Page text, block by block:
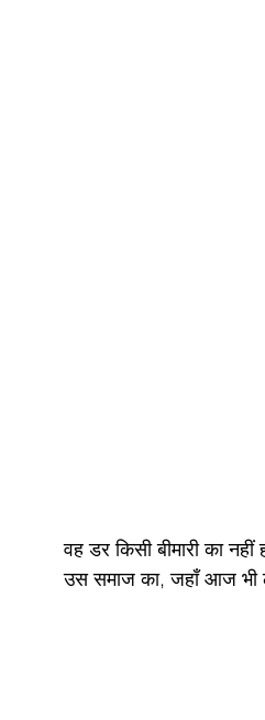
वह डर किसी बीमारी का
उस समाज का, जहाँ आज भी